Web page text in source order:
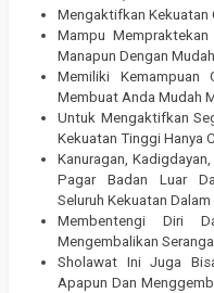
Mengaktifkan Kekuatan
Mampu
Manapun Dengan Mudah
Memiliki Kemampuan
Membuat Anda Mudah
Untuk Mengaktifkan
Kekuatan Tinggi Hanya
Kanuragan,
Pagar Badan Luar
Seluruh Kekuatan
Membentengi Diri
Mengembalikan
Sholawat Ini Juga
Apapun Dan